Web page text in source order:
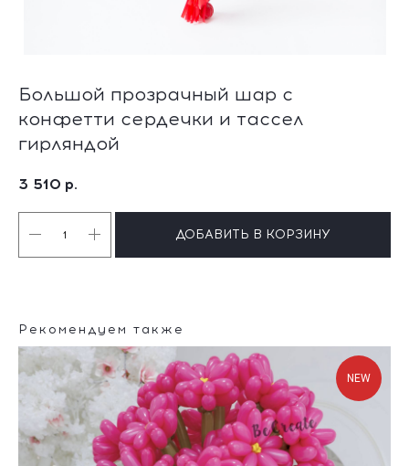
Большой прозрачный шар с
конфетти сердечки и тассел
гирляндой
3 510 р.
ДОБАВИТЬ В КОРЗИНУ
Рекомендуем также
NEW